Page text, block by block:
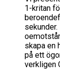
1-kritan
skapa en
på ett
verkligen